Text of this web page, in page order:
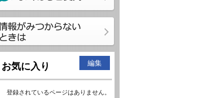
お気に入り 編集
登録されているページはありません。